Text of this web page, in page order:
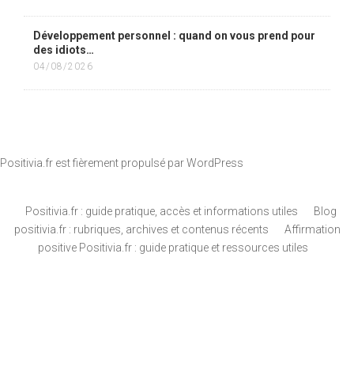
Développement personnel : quand on vous prend pour
des idiots…
04/08/2026
Positivia.fr est fièrement propulsé parWordPress
Positivia.fr : guide pratique, accès et informations utiles
Blog
positivia.fr : rubriques, archives et contenus récents
Affirmation
positive Positivia.fr : guide pratique et ressources utiles